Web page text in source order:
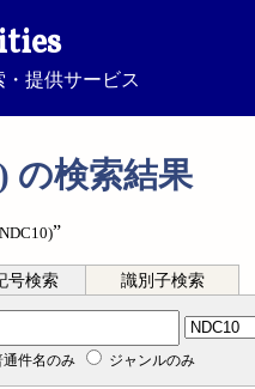
提供サービス
の検索結果
”
号検索 識別子検索
通件名のみ ジャンルのみ